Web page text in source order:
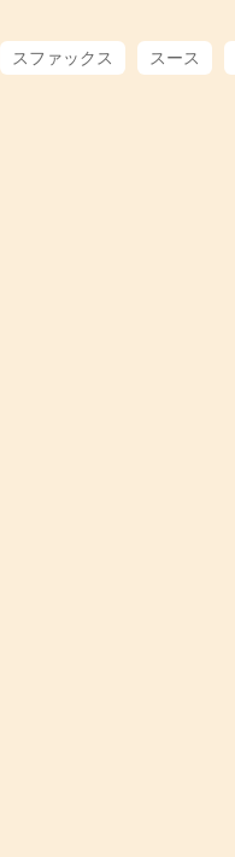
スファックス スース